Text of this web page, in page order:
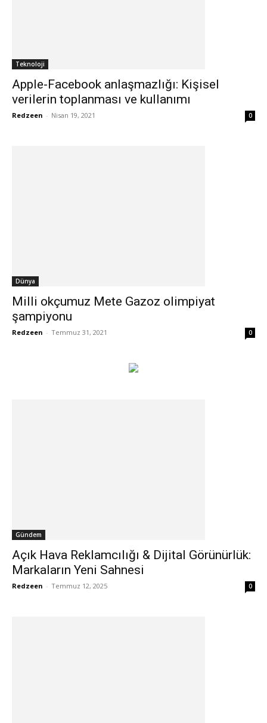
Teknoloji
Apple-Facebook anlaşmazlığı: Kişisel
verilerin toplanması ve kullanımı
Redzeen - Nisan 19, 2021 0
Dünya
Milli okçumuz Mete Gazoz olimpiyat
şampiyonu
Redzeen - Temmuz 31, 2021 0
Gündem
Açık Hava Reklamcılığı & Dijital Görünürlük:
Markaların Yeni Sahnesi
Redzeen - Temmuz 12, 2025 0